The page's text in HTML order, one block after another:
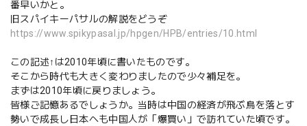
番早いかと。
旧スパイキーパサルの解説をどうぞ
https://www.spikypasal.jp/hpgen/HPB/entries/10.html
この記述↑は2010年頃に書いたものです。
そこから時代も大きく変わりましたので少々補足を。
まずは2010年頃に戻りましょう。
皆様ご記憶あるでしょうか。当時は中国の経済が飛ぶ鳥を落とす
勢いで成長し日本へも中国人が「爆買い」で訪れていた頃です。